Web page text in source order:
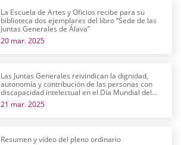
La Escuela de Artes y Oficios recibe para su
biblioteca dos ejemplares del libro “Sede de las
Juntas Generales de Álava”
20 mar. 2025
Las Juntas Generales reivindican la dignidad,
autonomía y contribución de las personas con
discapacidad intelectual en el Día Mundial del
Síndrome de Down
21 mar. 2025
Resumen y vídeo del pleno ordinario